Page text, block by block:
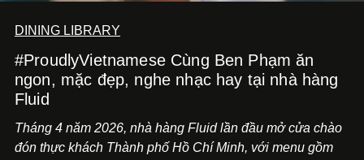
DINING LIBRARY
#ProudlyVietnamese Cùng Ben Phạm ăn
ngon, mặc đẹp, nghe nhạc hay tại nhà hàng
Fluid
Tháng 4 năm 2026, nhà hàng Fluid lần đầu mở cửa chào
đón thực khách Thành phố Hồ Chí Minh, với menu gồm